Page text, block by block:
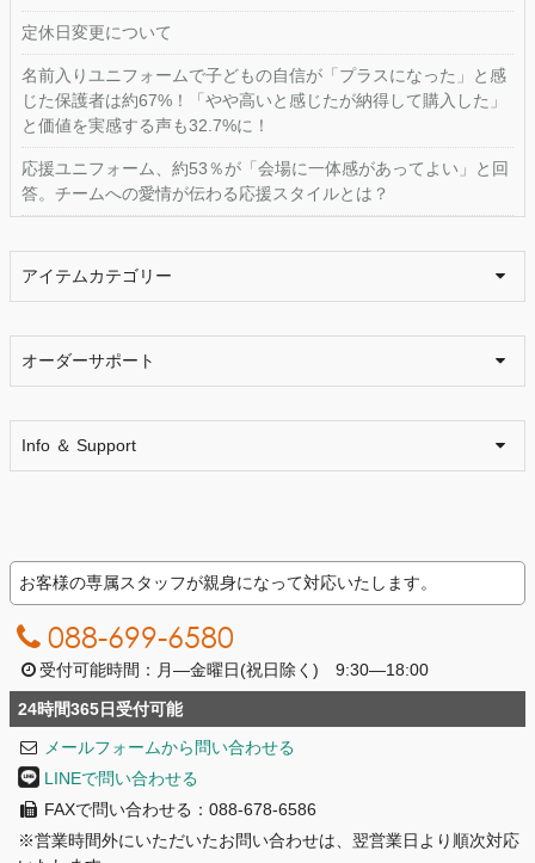
定休日変更について
名前入りユニフォームで子どもの自信が「プラスになった」と感
じた保護者は約67%！「やや高いと感じたが納得して購入した」
と価値を実感する声も32.7%に！
応援ユニフォーム、約53％が「会場に一体感があってよい」と回
答。チームへの愛情が伝わる応援スタイルとは？
アイテムカテゴリー
オーダーサポート
Info ＆ Support
お客様の専属スタッフが親身になって対応いたします。
088-699-6580
受付可能時間：月―金曜日(祝日除く) 9:30―18:00
24時間365日受付可能
メールフォームから問い合わせる
LINEで問い合わせる
FAXで問い合わせる：088-678-6586
※営業時間外にいただいたお問い合わせは、翌営業日より順次対応